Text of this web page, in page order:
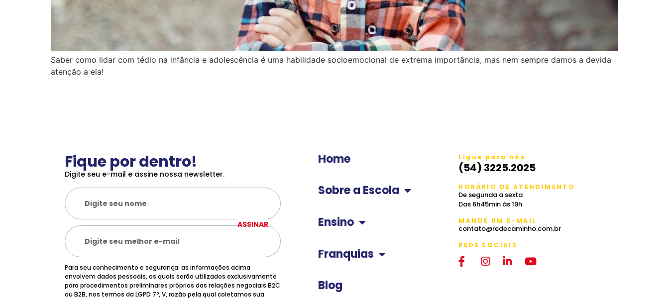
Saber como lidar com tédio na infância e adolescência é uma habilidade socioemocional de extrema importância, mas nem sempre damos a devida
atenção a ela!
Fique por dentro!
Digite seu e-mail e assine nossa newsletter.
Para seu conhecimento e segurança: as informações acima
envolvem dados pessoais, os quais serão utilizados exclusivamente
para procedimentos preliminares próprios das relações negociais B2C
ou B2B, nos termos da LGPD 7º, V, razão pela qual coletamos sua
ASSINAR
Home
Sobre a Escola
Ensino
Franquias
Blog
Ligue para nós
(54) 3225.2025
HORÁRIO DE ATENDIMENTO
De segunda a sexta
Das 6h45min às 19h
MANDE UM E-MAIL
contato@redecaminho.com.br
REDE SOCIAIS